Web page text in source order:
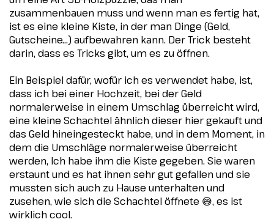
zusammenbauen muss und wenn man es fertig hat,
ist es eine kleine Kiste, in der man Dinge (Geld,
Gutscheine...) aufbewahren kann. Der Trick besteht
darin, dass es Tricks gibt, um es zu öffnen.
Ein Beispiel dafür, wofür ich es verwendet habe, ist,
dass ich bei einer Hochzeit, bei der Geld
normalerweise in einem Umschlag überreicht wird,
eine kleine Schachtel ähnlich dieser hier gekauft und
das Geld hineingesteckt habe, und in dem Moment, in
dem die Umschläge normalerweise überreicht
werden, Ich habe ihm die Kiste gegeben. Sie waren
erstaunt und es hat ihnen sehr gut gefallen und sie
mussten sich auch zu Hause unterhalten und
zusehen, wie sich die Schachtel öffnete 😅, es ist
wirklich cool.